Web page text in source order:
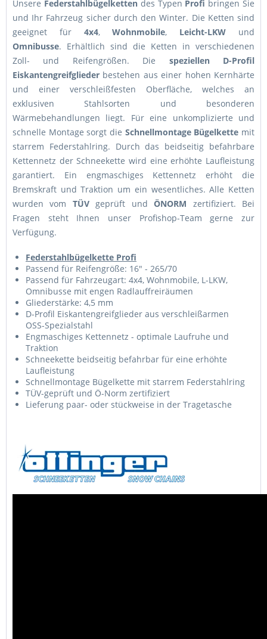
Unsere Federstahlbügelkettendes Typen Profi bringen Sie
und Ihr Fahrzeug sicher durch den Winter. Die Ketten sind
geeignet für 4x4,Wohnmobile, Leicht-LKW und
Omnibusse. Erhältlich sind die Ketten in verschiedenen
Zoll- und Reifengrößen. Die speziellen D-Profil
Eiskantengreifglieder bestehen aus einer hohen Kernhärte
und einer verschleißfesten Oberfläche, welches an
exklusiven Stahlsorten und besonderen
Wärmebehandlungen liegt. Für eine unkomplizierte und
schnelle Montage sorgt die Schnellmontage Bügelkette mit
starrem Federstahlring. Durch das beidseitig befahrbare
Kettennetz der Schneekette wird eine erhöhte Laufleistung
garantiert. Ein engmaschiges Kettennetz erhöht die
Bremskraft und Traktion um ein wesentliches. Alle Ketten
wurden vom TÜVgeprüft undÖNORM zertifiziert. Bei
Fragen steht Ihnen unser Profishop-Team gerne zur
Verfügung.
Federstahlbügelkette Profi
Passend für Reifengröße: 16" - 265/70
Passend für Fahrzeugart: 4x4, Wohnmobile, L-LKW,
Omnibusse mit engen Radlauffreiräumen
Gliederstärke: 4,5 mm
D-Profil Eiskantengreifglieder aus verschleißarmen
OSS-Spezialstahl
Engmaschiges Kettennetz - optimale Laufruhe und
Traktion
Schneekette beidseitig befahrbar für eine erhöhte
Laufleistung
Schnellmontage Bügelkette mit starrem Federstahlring
TÜV-geprüft und Ö-Norm zertifiziert
Lieferung paar- oder stückweise in der Tragetasche